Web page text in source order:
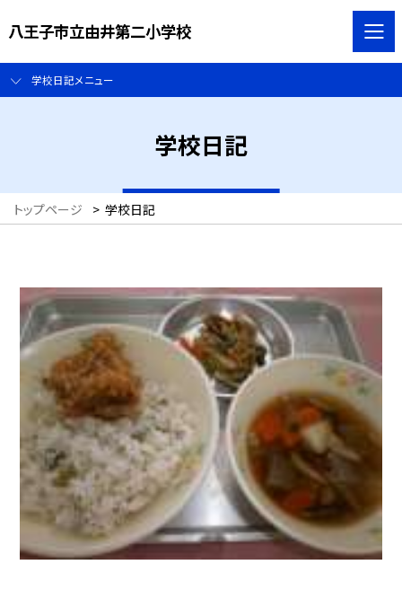
八王子市立由井第二小学校
学校日記メニュー
学校日記
トップページ > 学校日記